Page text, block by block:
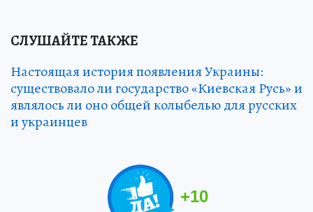
СЛУШАЙТЕ ТАКЖЕ
Настоящая история появления Украины:
существовало ли государство «Киевская Русь» и
являлось ли оно общей колыбелью для русских
и украинцев
+10